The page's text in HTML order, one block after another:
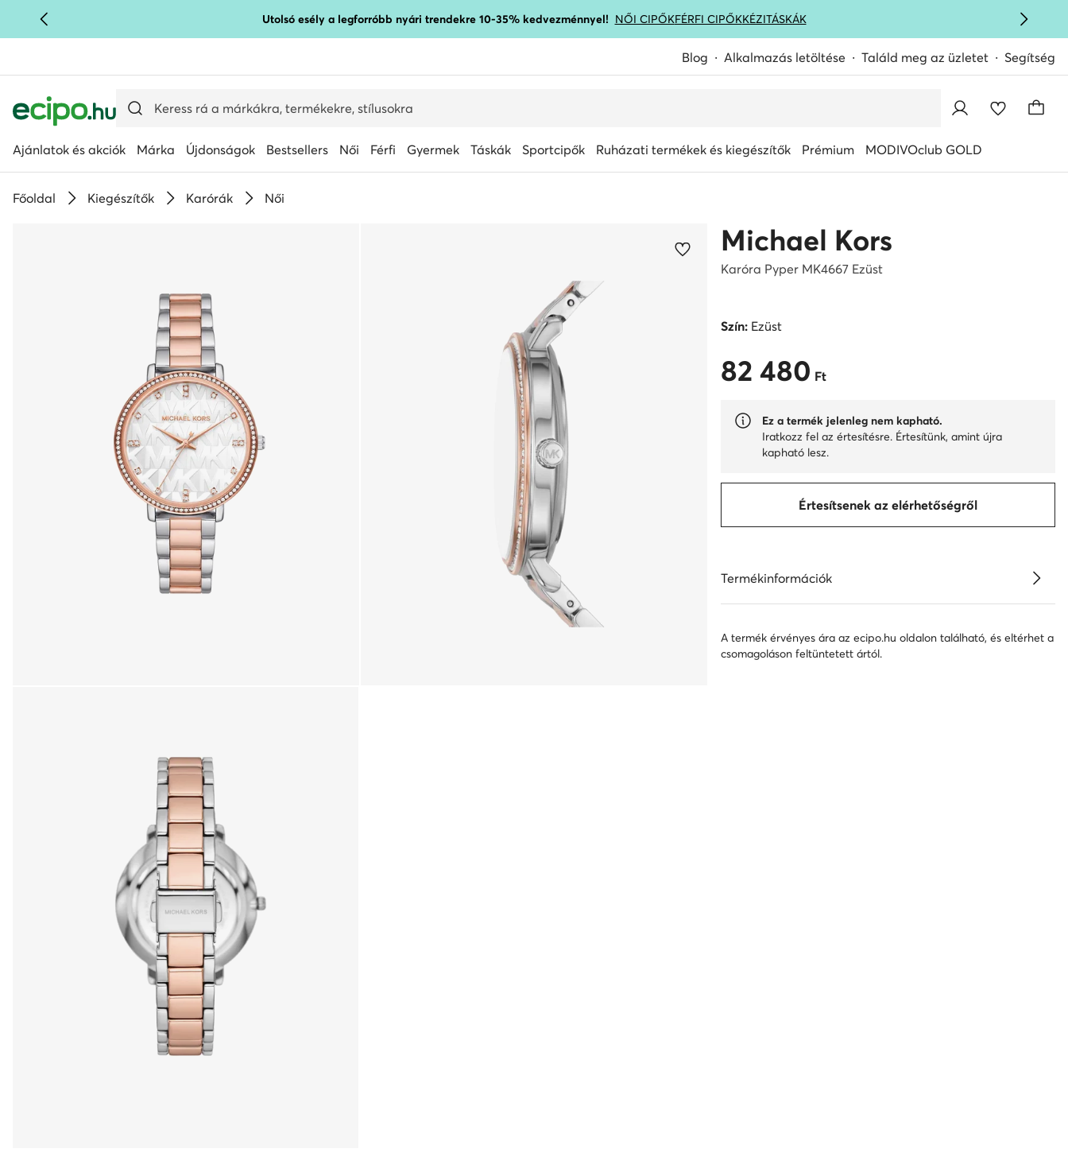
UGRÁS A FŐ TARTALOMRA Utolsó esély a legforróbb nyári trendekre 10-35% kedvezménnyel! NŐI CIPŐKFÉRFI CIPŐKKÉZITÁSKÁK
Blog Alkalmazás letöltése Találd meg az üzletet Segítség
Ajánlatok és akciók Márka Újdonságok Bestsellers Női Férfi Gyermek Táskák Sportcipők Ruházati termékek és kiegészítők Prémium MODIVOclub GOLD
Főoldal Kiegészítők Karórák Női
Michael Kors
Karóra Pyper MK4667 Ezüst
Szín:Ezüst
82 480 Ft
82 480 Ft
Ez a termék jelenleg nem kapható.
Iratkozz fel az értesítésre. Értesítünk, amint újra
kapható lesz.
Értesítsenek az elérhetőségről
Termékinformációk
A termék érvényes ára az ecipo.hu oldalon található, és eltérhet a
csomagoláson feltüntetett ártól.